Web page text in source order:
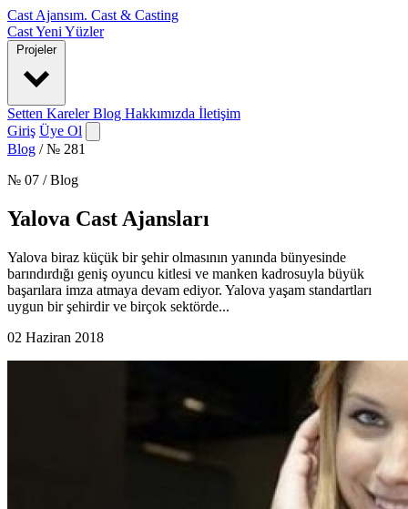
Cast Ajansım. Cast & Casting
CastYeni Yüzler
Projeler
Setten KarelerBlog Hakkımızda İletişim
Giriş Üye Ol
Blog / № 281
№ 07 / Blog
Yalova Cast Ajansları
Yalova biraz küçük bir şehir olmasının yanında bünyesinde
barındırdığı geniş oyuncu kitlesi ve manken kadrosuyla büyük
başarılara imza atmaya devam ediyor. Yalova yaşam standartları
uygun bir şehirdir ve birçok sektörde...
02 Haziran 2018